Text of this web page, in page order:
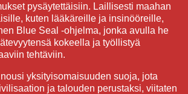
pysäytettäisiin. Laillisesti maahan
kuten lääkäreille ja insinööreille,
Blue Seal -ohjelma, jonka avulla he
kokeella ja työllistyä
tehtäviin.
yksityisomaisuuden suoja, jota
ja talouden perustaksi, viitaten